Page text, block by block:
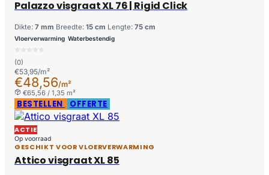
Palazzo visgraat XL 76 | Rigid Click
Dikte: 7 mm Breedte: 15 cm Lengte: 75 cm
Vloerverwarming Waterbestendig
(0)
€53,95/m²
€48,56/m²
€65,56 / 1,35 m²
BESTELLEN OFFERTE
ACTIE
Op voorraad
GESCHIKT VOOR VLOERVERWARMING
Attico visgraat XL 85